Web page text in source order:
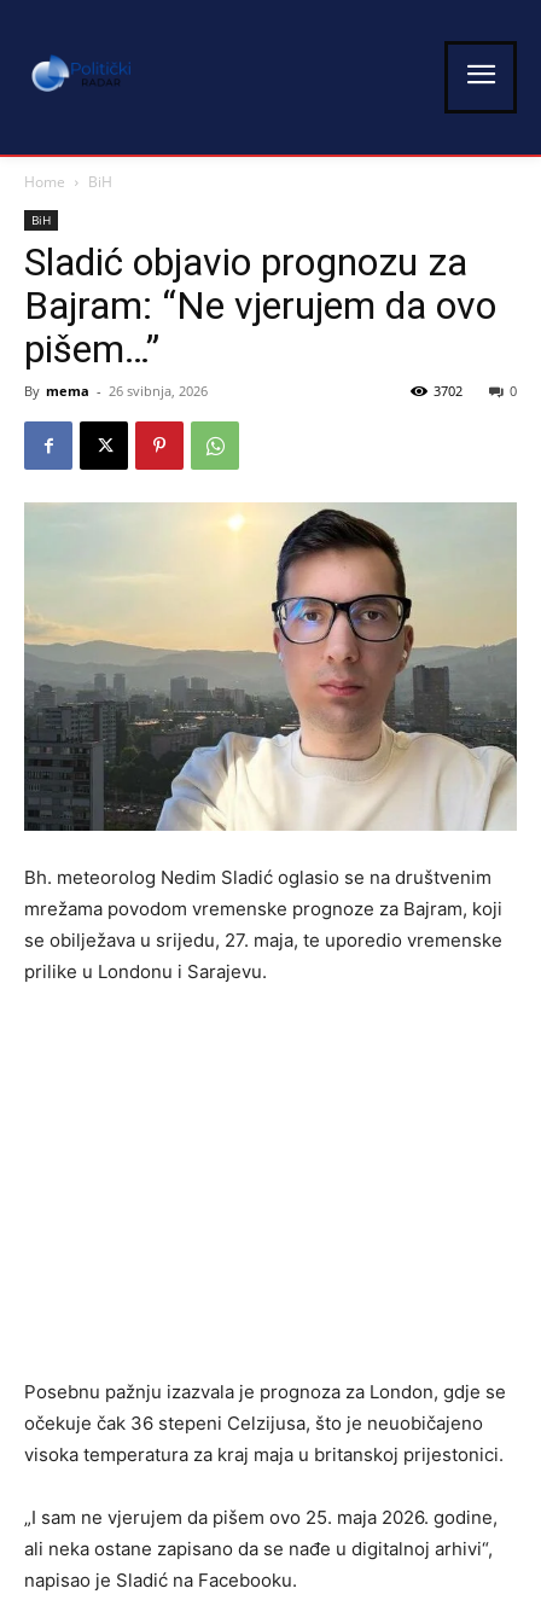
Home BiH
BiH
Sladić objavio prognozu za
Bajram: “Ne vjerujem da ovo
pišem…”
By mema - 26 svibnja, 2026 0
3702
Bh. meteorolog Nedim Sladić oglasio se na društvenim
mrežama povodom vremenske prognoze za Bajram, koji
se obilježava u srijedu, 27. maja, te uporedio vremenske
prilike u Londonu i Sarajevu.
Posebnu pažnju izazvala je prognoza za London, gdje se
očekuje čak 36 stepeni Celzijusa, što je neuobičajeno
visoka temperatura za kraj maja u britanskoj prijestonici.
„I sam ne vjerujem da pišem ovo 25. maja 2026. godine,
ali neka ostane zapisano da se nađe u digitalnoj arhivi“,
napisao je Sladić na Facebooku.